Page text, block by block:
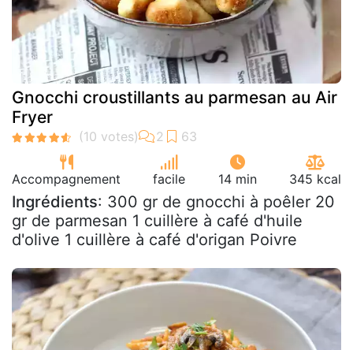
Gnocchi croustillants au parmesan au Air
Fryer
Accompagnement facile 14 min 345 kcal
Ingrédients: 300 gr de gnocchi à poêler 20
gr de parmesan 1 cuillère à café d'huile
d'olive 1 cuillère à café d'origan Poivre